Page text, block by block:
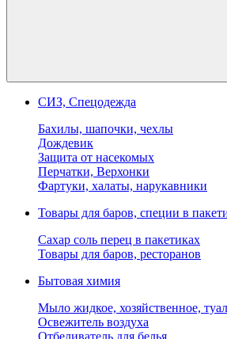
СИЗ, Спецодежда
Бахилы, шапочки, чехлы
Дождевик
Защита от насекомых
Перчатки, Верхонки
Фартуки, халаты, нарукавники
Товары для баров, специи в
Сахар соль перец в пакетиках
Товары для баров, ресторанов
Бытовая химия
Мыло жидкое, хозяйственное,
Освежитель воздуха
Отбеливатель для белья